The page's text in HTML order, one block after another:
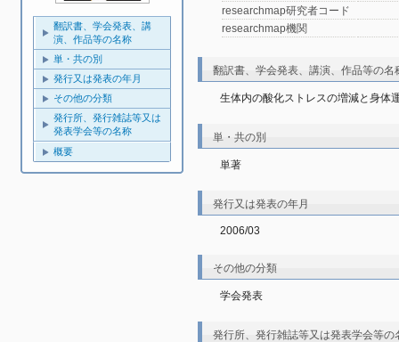
翻訳書、学会発表、講
演、作品等の名称
単・共の別
発行又は発表の年月
その他の分類
発行所、発行雑誌等又は
発表学会等の名称
概要
researchmap研究者コード
researchmap機関
翻訳書、学会発表、講演、作品等の名
生体内の酸化ストレスの増減と身体
単・共の別
単著
発行又は発表の年月
2006/03
その他の分類
学会発表
発行所、発行雑誌等又は発表学会等の